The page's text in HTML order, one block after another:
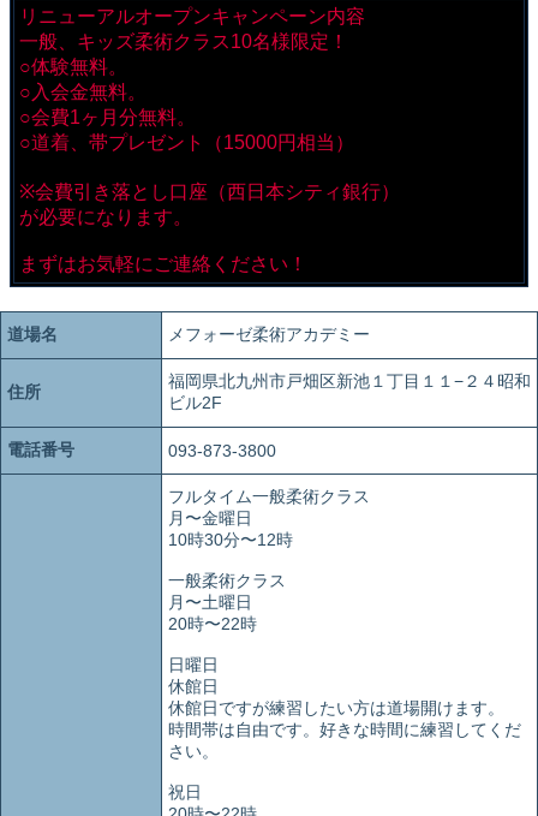
リニューアルオープンキャンペーン内容
一般、キッズ柔術クラス10名様限定！
○体験無料。
○入会金無料。
○会費1ヶ月分無料。
○道着、帯プレゼント（15000円相当）
※会費引き落とし口座（西日本シティ銀行）
が必要になります。
まずはお気軽にご連絡ください！
道場名 メフォーゼ柔術アカデミー
住所
福岡県北九州市戸畑区新池１丁目１１−２４昭和
ビル2F
電話番号 093-873-3800
フルタイム一般柔術クラス
月〜金曜日
10時30分〜12時
一般柔術クラス
月〜土曜日
20時〜22時
日曜日
休館日
休館日ですが練習したい方は道場開けます。
時間帯は自由です。好きな時間に練習してくだ
さい。
祝日